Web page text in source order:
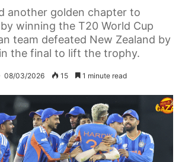
another golden chapter to
winning the T20 World Cup
team defeated New Zealand by
the final to lift the trophy.
08/03/2026 15 1 minute read